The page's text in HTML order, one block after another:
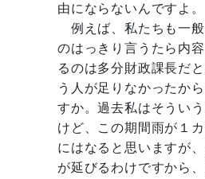
由にならないんですよ。
例えば、私たちも一般
のはっきり言うたら内
るのは多分財政課長だ
う人が足りなかったか
すか。過去私はそうい
けど、この期間雨が１
にはなると思いますが
が延びるわけですから